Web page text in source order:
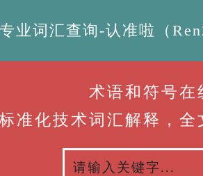
业词汇查询-认准啦（
术语和符号在
准化技术词汇解释，全